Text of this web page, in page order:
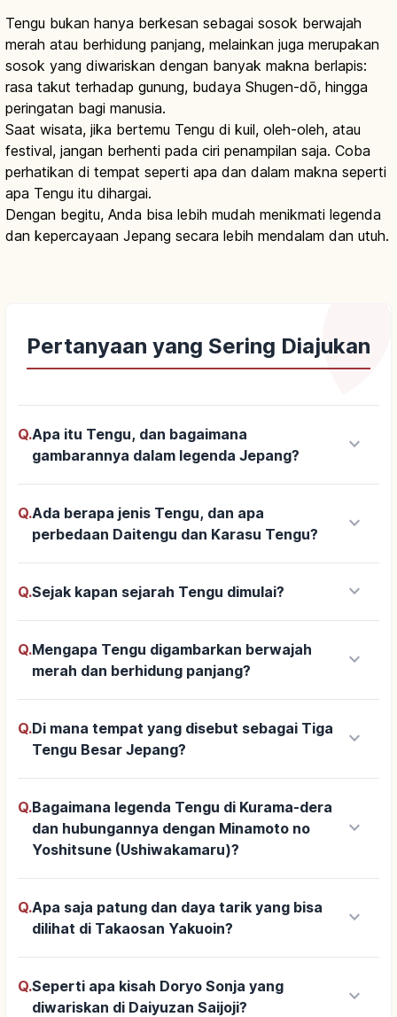
Tengu bukan hanya berkesan sebagai sosok berwajah
merah atau berhidung panjang, melainkan juga merupakan
sosok yang diwariskan dengan banyak makna berlapis:
rasa takut terhadap gunung, budaya Shugen-dō, hingga
peringatan bagi manusia.
Saat wisata, jika bertemu Tengu di kuil, oleh-oleh, atau
festival, jangan berhenti pada ciri penampilan saja. Coba
perhatikan di tempat seperti apa dan dalam makna seperti
apa Tengu itu dihargai.
Dengan begitu, Anda bisa lebih mudah menikmati legenda
dan kepercayaan Jepang secara lebih mendalam dan utuh.
Pertanyaan yang Sering Diajukan
Q.Apa itu Tengu, dan bagaimana
gambarannya dalam legenda Jepang?
keyboard_arrow_down
Q.Ada berapa jenis Tengu, dan apa
perbedaan Daitengu dan Karasu Tengu?
keyboard_arrow_down
Q.Sejak kapan sejarah Tengu dimulai? keyboard_arrow_down
Q.Mengapa Tengu digambarkan berwajah
merah dan berhidung panjang?
keyboard_arrow_down
Q.Di mana tempat yang disebut sebagai Tiga
Tengu Besar Jepang?
keyboard_arrow_down
Q.Bagaimana legenda Tengu di Kurama-dera
dan hubungannya dengan Minamoto no
Yoshitsune (Ushiwakamaru)?
keyboard_arrow_down
Q.Apa saja patung dan daya tarik yang bisa
dilihat di Takaosan Yakuoin?
keyboard_arrow_down
Q.Seperti apa kisah Doryo Sonja yang
diwariskan di Daiyuzan Saijoji?
keyboard_arrow_down